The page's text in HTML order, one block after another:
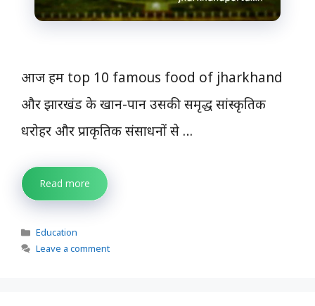
आज हम top 10 famous food of jharkhand
और झारखंड के खान-पान उसकी समृद्ध सांस्कृतिक
धरोहर और प्राकृतिक संसाधनों से …
Read more
Categories
Education
Leave a comment